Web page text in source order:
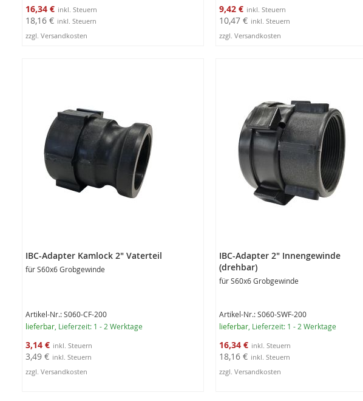
Sonderangebot
16,34 €
18,16 €
zzgl. Versandkosten
Sonderangebot
9,42 €
10,47 €
zzgl. Versandkosten
IBC-Adapter Kamlock 2" Vaterteil
für S60x6 Grobgewinde
Artikel-Nr.: S060-CF-200
lieferbar , Lieferzeit: 1 - 2 Werktage
Sonderangebot
3,14 €
3,49 €
zzgl. Versandkosten
IBC-Adapter 2" Innengewinde
(drehbar)
für S60x6 Grobgewinde
Artikel-Nr.: S060-SWF-200
lieferbar , Lieferzeit: 1 - 2 Werktage
Sonderangebot
16,34 €
18,16 €
zzgl. Versandkosten